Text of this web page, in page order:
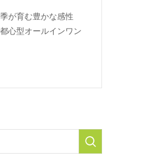
が育む豊かな感性
心型オールインワン